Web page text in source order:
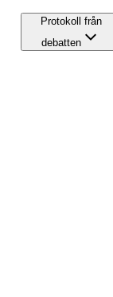
Protokoll från
debatten